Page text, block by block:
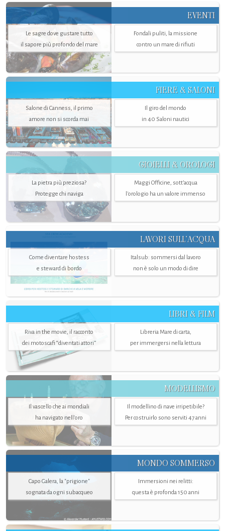
EVENTI
Le sagre dove gustare tutto
il sapore più profondo del mare
Fondali puliti, la missione
contro un mare di rifiuti
FIERE & SALONI
Salone di Canness, il primo
amore non si scorda mai
Il giro del mondo
in 40 Saloni nautici
GIOIELLI & OROLOGI
La pietra più preziosa?
Protegge chi naviga
Maggi Officine, sott’acqua
l'orologio ha un valore immenso
LAVORI SULL’ACQUA
Come diventare hostess
e steward di bordo
Italsub: sommersi dal lavoro
non è solo un modo di dire
LIBRI & FILM
Riva in the movie, il racconto
dei motoscafi “diventati attori”
Libreria Mare di carta,
per immergersi nella lettura
MODELLISMO
Il vascello che ai mondiali
ha navigato nell’oro
Il modellino di nave irripetibile?
Per costruirlo sono serviti 47 anni
MONDO SOMMERSO
Capo Galera, la "prigione"
sognata da ogni subacqueo
Immersioni nei relitti:
questa è profonda 150 anni